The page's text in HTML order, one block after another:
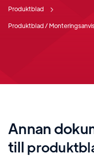
Produktblad
Produktblad /
Annan
till